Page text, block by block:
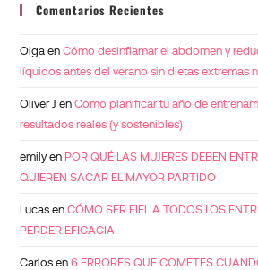
Comentarios Recientes
Olga enCómo desinflamar el abdomen y
líquidos antes del verano sin dietas extremas
Oliver J enCómo planificar tu año de
resultados reales (y sostenibles)
emilyen POR QUÉ LAS MUJERES DEBEN
QUIEREN SACAR EL MAYOR PARTIDO
Lucas enCÓMO SER FIEL A TODOS LOS
PERDER EFICACIA
Carlos en6 ERRORES QUE COMETES